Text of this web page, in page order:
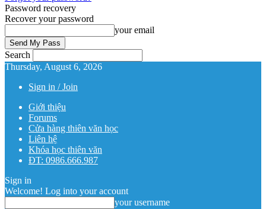
Password recovery
Recover your password
your email
Search
Thursday, August 6, 2026
Sign in / Join
Giới thiệu
Forums
Cửa hàng thiên văn học
Liên hệ
Khóa học thiên văn
ĐT: 0986.666.987
Sign in
Welcome! Log into your account
your username